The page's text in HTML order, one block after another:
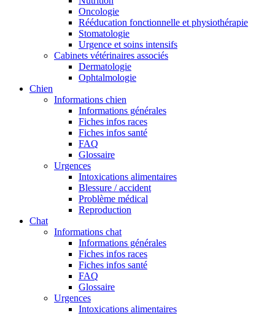
Oncologie
Rééducation fonctionnelle et physiothérapie
Stomatologie
Urgence et soins intensifs
Cabinets vétérinaires associés
Dermatologie
Ophtalmologie
Chien
Informations chien
Informations générales
Fiches infos races
Fiches infos santé
FAQ
Glossaire
Urgences
Intoxications alimentaires
Blessure / accident
Problème médical
Reproduction
Chat
Informations chat
Informations générales
Fiches infos races
Fiches infos santé
FAQ
Glossaire
Urgences
Intoxications alimentaires